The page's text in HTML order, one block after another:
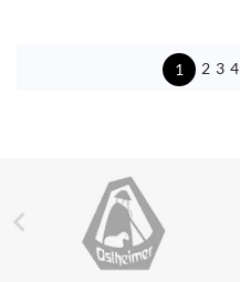
1 2 3 4
